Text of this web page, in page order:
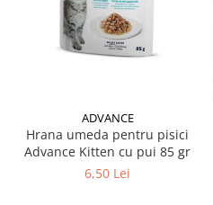
ADVANCE
Hrana umeda pentru pisici
Advance Kitten cu pui 85 gr
6,50 Lei